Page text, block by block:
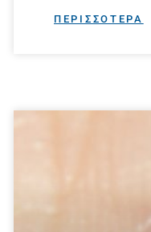
ΠΕΡΙΣΣΟΤΕΡΑ